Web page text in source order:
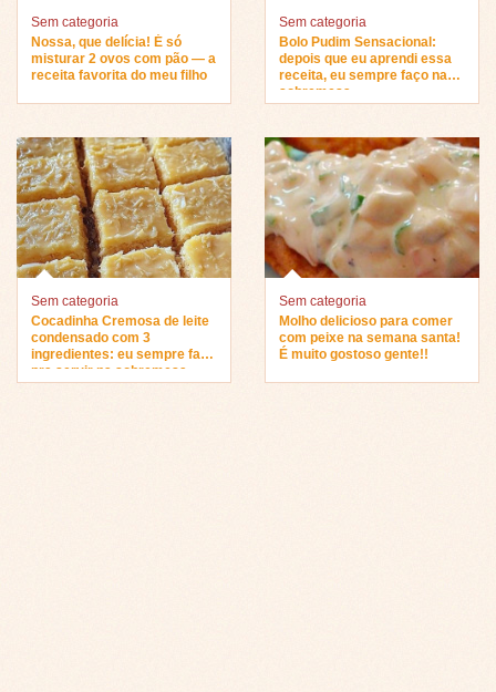
Sem categoria
Nossa, que delícia! É só
misturar 2 ovos com pão — a
receita favorita do meu filho
Sem categoria
Bolo Pudim Sensacional:
depois que eu aprendi essa
receita, eu sempre faço na
sobremesa…
Sem categoria
Cocadinha Cremosa de leite
condensado com 3
ingredientes: eu sempre faço
pra servir na sobremesa…
Sem categoria
Molho delicioso para comer
com peixe na semana santa!
É muito gostoso gente!!